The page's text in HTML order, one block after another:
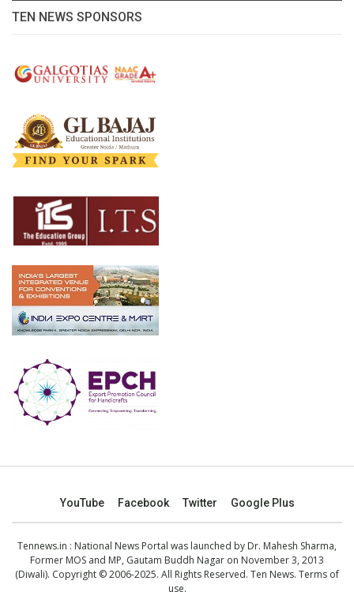
TEN NEWS SPONSORS
YouTube Facebook Twitter Google Plus
Tennews.in : National News Portal was launched by Dr. Mahesh Sharma,
Former MOS and MP, Gautam Buddh Nagar on November 3, 2013
(Diwali). Copyright © 2006-2025. All Rights Reserved. Ten News. Terms of
use.